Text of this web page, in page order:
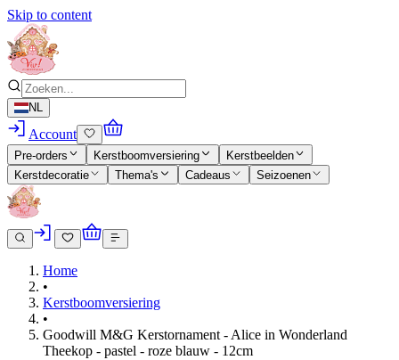
Skip to content
NL
Account
Pre-orders Kerstboomversiering
Kerstbeelden
Kerstdecoratie
Thema's Cadeaus Seizoenen
Home
•
Kerstboomversiering
•
Goodwill M&G Kerstornament - Alice in Wonderland
Theekop - pastel - roze blauw - 12cm